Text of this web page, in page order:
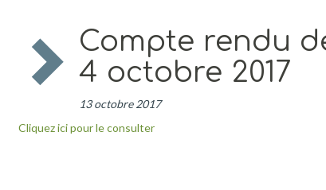
Compte rendu
4 octobre 2017
13 octobre 2017
Cliquez ici pour le consulter